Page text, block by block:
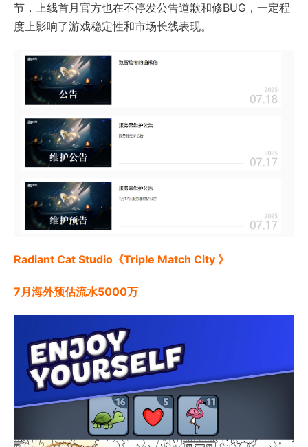
节，上线首月官方也在不停发公告道歉和修BUG，一定程
度上影响了游戏稳定性和市场长线表现。
Radiant Cat Studio《Triple Match City 》
7月海外预估流水5000万